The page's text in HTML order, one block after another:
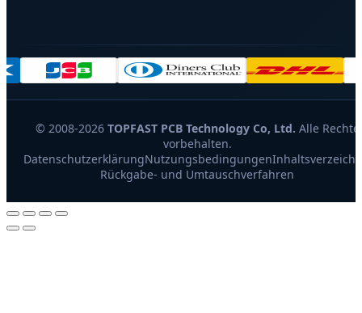
© 2008-2026 TOPFAST PCB Technology Co, Ltd. Alle Rechte
vorbehalten.
DatenschutzerklärungNutzungsbedingungen
Rückgabe- und Umtauschverfahren